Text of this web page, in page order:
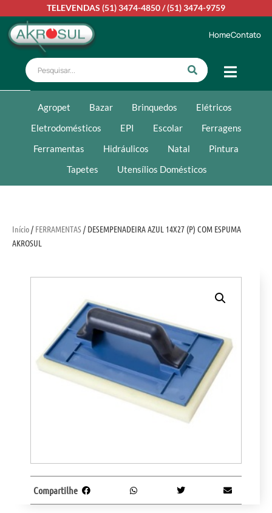
TELEVENDAS (51) 3474-4850/(51) 3474-9759
HomeContato
Agropet Bazar Brinquedos
Elétricos
Eletrodomésticos
EPI Escolar
Ferragens
Ferramentas
Hidráulicos Natal
Pintura
Tapetes
Utensílios Domésticos
Início/ FERRAMENTAS/ DESEMPENADEIRA AZUL 14X27 (P) COM ESPUMA
AKROSUL
Compartilhe